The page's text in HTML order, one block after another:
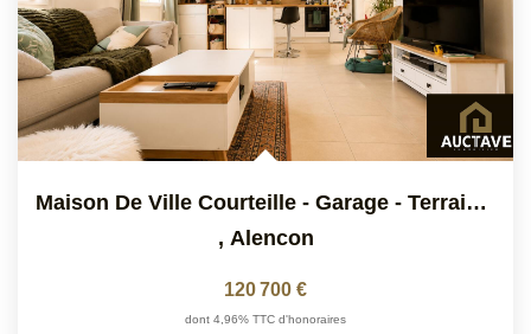
Maison De Ville Courteille - Garage - Terrain Arboré 411 M²
, Alencon
120 700 €
dont 4,96% TTC d'honoraires